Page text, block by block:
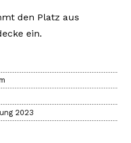
den Platz aus
ein.
2023